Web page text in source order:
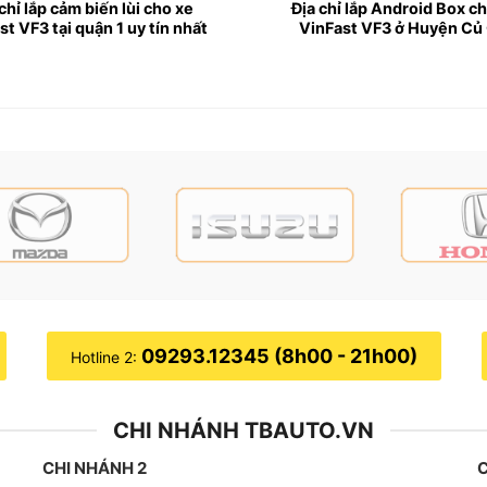
cung cấp những bằng chứng rõ ràng, bảo vệ bạn
hiện đại cho phép tài xế theo dõi chiếc Vinfast VF3
xe, đảm bảo an ninh tuyệt đối.
lắp cảm biến lùi cho xe
VF3 tại quận 1 uy tín nhất
Địa chỉ lắp Android Box
VinFast VF3 ở Huyện Củ
Hotline 2: 09293.12345 (8h00 - 21h00)
CHI NHÁNH TBAUTO.VN
CHI NHÁNH 2